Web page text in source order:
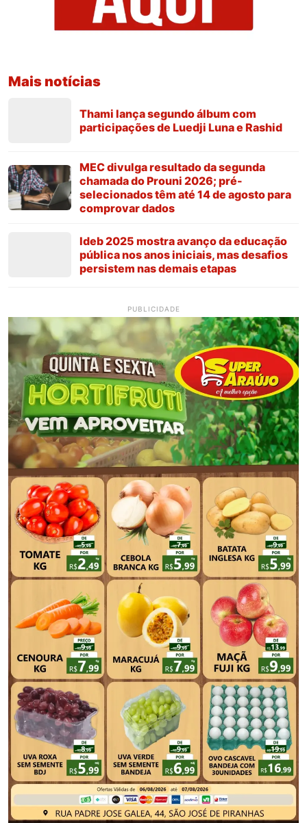
Mais notícias
Thami lança segundo álbum com
participações de Luedji Luna e Rashid
MEC divulga resultado da segunda
chamada do Prouni 2026; pré-
selecionados têm até 14 de agosto para
comprovar dados
Ideb 2025 mostra avanço da educação
pública nos anos iniciais, mas desafios
persistem nas demais etapas
PUBLICIDADE